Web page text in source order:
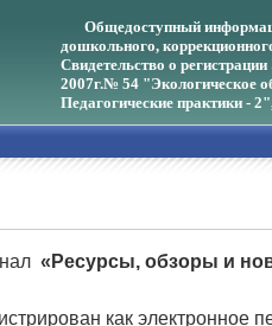
Общедоступный
дошкольного,
Свидетельство о
2007г.№ 54 "Экологическое
Педагогические практики -
«Ресурсы, обзоры и
как электронное